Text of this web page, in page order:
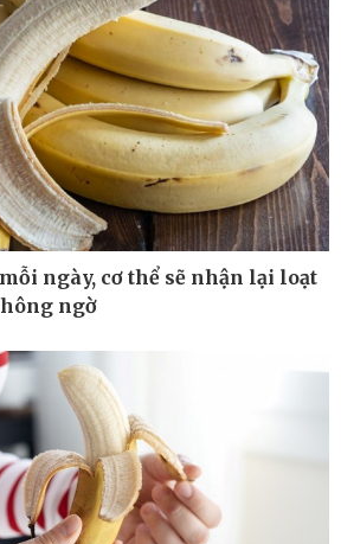
Multimedia
Ảnh
Video
E-Magazine
Infographic
Thị trường
Giá vàng
Tiêu dùng
Tỷ giá
Chứng khoán
Giá cà phê
ngày, cơ thể sẽ nhận lại loạt
ngờ